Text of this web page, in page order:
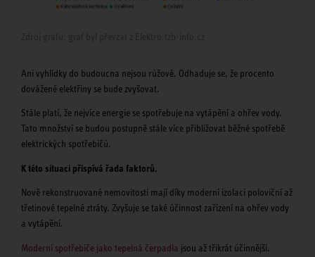
Ani vyhlídky do budoucna nejsou růžové. Odhaduje se, že procento
dovážené elektřiny se bude zvyšovat.
Stále platí, že nejvíce energie se spotřebuje na vytápění a ohřev vody.
Tato množství se budou postupně stále více přibližovat běžné spotřebě
elektrických spotřebičů.
K této situaci přispívá řada faktorů.
Nově rekonstruované nemovitosti mají díky moderní izolaci poloviční až
třetinové tepelné ztráty. Zvyšuje se také účinnost zařízení na ohřev vody
a vytápění.
Moderní spotřebiče jako tepelná čerpadla jsou až třikrát účinnější.